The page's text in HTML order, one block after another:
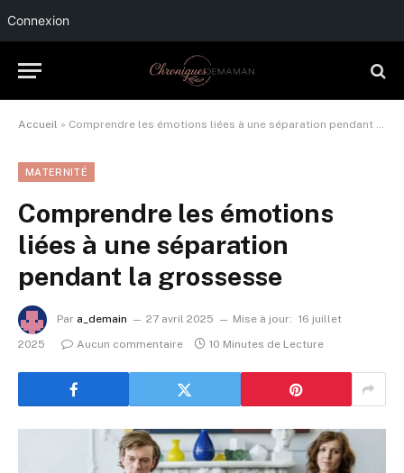
Connexion
Accueil » Comprendre les émotions liées à une séparation pendant la grossesse
MATERNITÉ
Comprendre les émotions
liées à une séparation
pendant la grossesse
Par a_demain 27 avril 2025 Mise à jour: 16 juillet
2025
Aucun commentaire 10 Minutes de Lecture